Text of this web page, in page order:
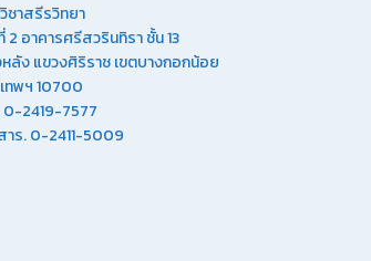
ชาสรีรวิทยา
2 อาคารศรีสวรินทิรา ชั้น 13
ลัง แขวงศิริราช เขตบางกอกน้อย
ทพฯ 10700
0-2419-7577
าร. 0-2411-5009